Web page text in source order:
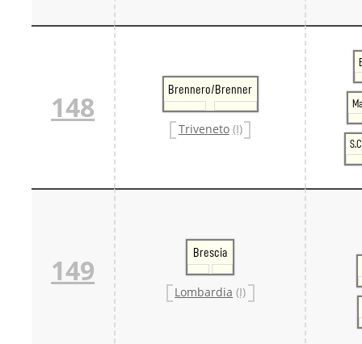
148
Brennero/Brenner
Triveneto (I)
149
Brescia
Lombardia (I)